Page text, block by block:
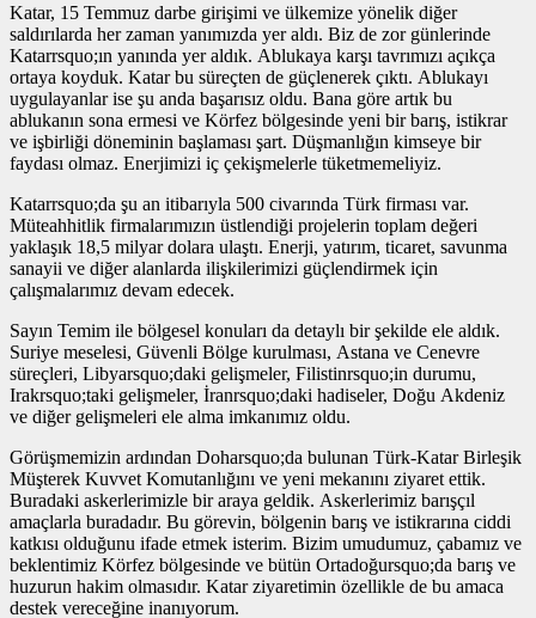
Katar, 15 Temmuz darbe girişimi ve ülkemize yönelik diğer
saldırılarda her zaman yanımızda yer aldı. Biz de zor günlerinde
Katarrsquo;ın yanında yer aldık. Ablukaya karşı tavrımızı açıkça
ortaya koyduk. Katar bu süreçten de güçlenerek çıktı. Ablukayı
uygulayanlar ise şu anda başarısız oldu. Bana göre artık bu
ablukanın sona ermesi ve Körfez bölgesinde yeni bir barış, istikrar
ve işbirliği döneminin başlaması şart. Düşmanlığın kimseye bir
faydası olmaz. Enerjimizi iç çekişmelerle tüketmemeliyiz.
Katarrsquo;da şu an itibarıyla 500 civarında Türk firması var.
Müteahhitlik firmalarımızın üstlendiği projelerin toplam değeri
yaklaşık 18,5 milyar dolara ulaştı. Enerji, yatırım, ticaret, savunma
sanayii ve diğer alanlarda ilişkilerimizi güçlendirmek için
çalışmalarımız devam edecek.
Sayın Temim ile bölgesel konuları da detaylı bir şekilde ele aldık.
Suriye meselesi, Güvenli Bölge kurulması, Astana ve Cenevre
süreçleri, Libyarsquo;daki gelişmeler, Filistinrsquo;in durumu,
Irakrsquo;taki gelişmeler, İranrsquo;daki hadiseler, Doğu Akdeniz
ve diğer gelişmeleri ele alma imkanımız oldu.
Görüşmemizin ardından Doharsquo;da bulunan Türk-Katar Birleşik
Müşterek Kuvvet Komutanlığını ve yeni mekanını ziyaret ettik.
Buradaki askerlerimizle bir araya geldik. Askerlerimiz barışçıl
amaçlarla buradadır. Bu görevin, bölgenin barış ve istikrarına ciddi
katkısı olduğunu ifade etmek isterim. Bizim umudumuz, çabamız ve
beklentimiz Körfez bölgesinde ve bütün Ortadoğursquo;da barış ve
huzurun hakim olmasıdır. Katar ziyaretimin özellikle de bu amaca
destek vereceğine inanıyorum.